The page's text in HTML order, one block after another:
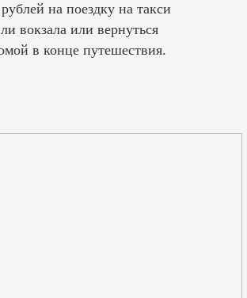
на поездку на такси
вокзала или вернуться
в конце путешествия.